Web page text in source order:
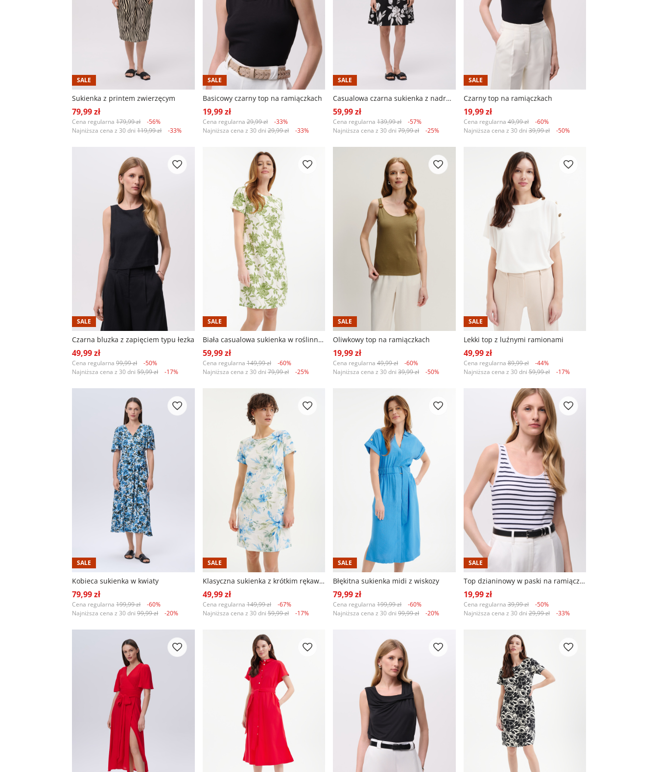
SALE
Sukienka z printem zwierzęcym
79,99 zł
Cena regularna 179,99 zł
-56%
Najniższa cena z 30 dni 119,99 zł -33%
SALE
Basicowy czarny top na ramiączkach
19,99 zł
Cena regularna29,99 zł
-33%
Najniższa cena z 30 dni29,99 zł -33%
SALE
Casualowa czarna sukienka z nadrukiem w kwiaty
59,99 zł
Cena regularna 139,99 zł
-57%
Najniższa cena z 30 dni 79,99 zł -25%
SALE
Czarny top na ramiączkach
19,99 zł
Cena regularna49,99 zł
-60%
Najniższa cena z 30 dni39,99 zł -50%
SALE
Czarna bluzka z zapięciem typu łezka
49,99 zł
Cena regularna 99,99 zł
-50%
Najniższa cena z 30 dni 59,99 zł -17%
SALE
Biała casualowa sukienka w roślinny wzór
59,99 zł
Cena regularna149,99 zł
-60%
Najniższa cena z 30 dni79,99 zł -25%
SALE
Oliwkowy top na ramiączkach
19,99 zł
Cena regularna 49,99 zł
-60%
Najniższa cena z 30 dni 39,99 zł -50%
SALE
Lekki top z luźnymi ramionami
49,99 zł
Cena regularna89,99 zł
-44%
Najniższa cena z 30 dni59,99 zł -17%
SALE
Kobieca sukienka w kwiaty
79,99 zł
Cena regularna 199,99 zł
-60%
Najniższa cena z 30 dni 99,99 zł -20%
SALE
Klasyczna sukienka z krótkim rękawem i nadrukiem w kwiaty
49,99 zł
Cena regularna149,99 zł
-67%
Najniższa cena z 30 dni59,99 zł -17%
SALE
Błękitna sukienka midi z wiskozy
79,99 zł
Cena regularna 199,99 zł
-60%
Najniższa cena z 30 dni 99,99 zł -20%
SALE
Top dzianinowy w paski na ramiączkach
19,99 zł
Cena regularna39,99 zł
-50%
Najniższa cena z 30 dni29,99 zł -33%